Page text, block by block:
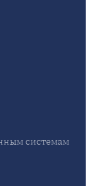
системам